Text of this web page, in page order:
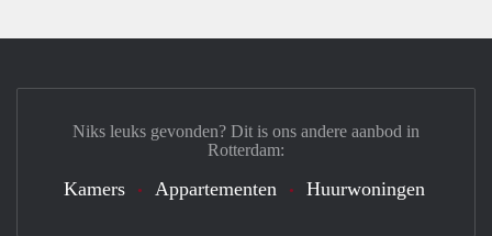
Niks leuks gevonden? Dit is ons andere aanbod in
Rotterdam:
Kamers Appartementen Huurwoningen